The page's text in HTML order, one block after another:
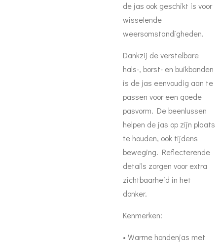
de jas ook geschikt is voor
wisselende
weersomstandigheden.
Dankzij de verstelbare
hals-, borst- en buikbanden
is de jas eenvoudig aan te
passen voor een goede
pasvorm. De beenlussen
helpen de jas op zijn plaats
te houden, ook tijdens
beweging. Reflecterende
details zorgen voor extra
zichtbaarheid in het
donker.
Kenmerken:
• Warme hondenjas met